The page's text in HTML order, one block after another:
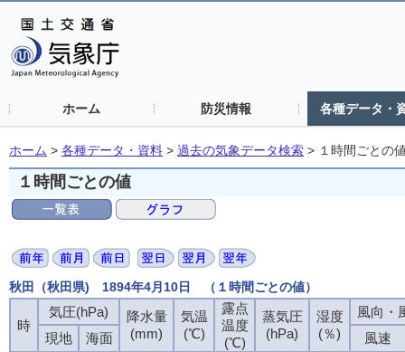
ホーム 防災情報 各種データ・
ホーム > 各種データ・資料 > 過去の気象データ検索 > １時間ごとの
１時間ごとの値
秋田（秋田県) 1894年4月10日 （１時間ごとの値）
時
気圧(hPa)
降水量
(mm)
気温
(℃)
露点
温度
(℃)
蒸気圧
(hPa)
湿度
(％)
風向・
現地
海面
風速